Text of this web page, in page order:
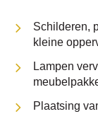
Schilderen,
kleine
Lampen
Plaatsing